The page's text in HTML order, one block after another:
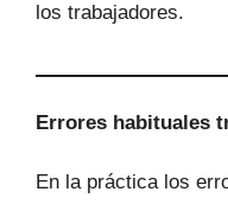
los trabajadores.
Errores habituales
En la práctica los